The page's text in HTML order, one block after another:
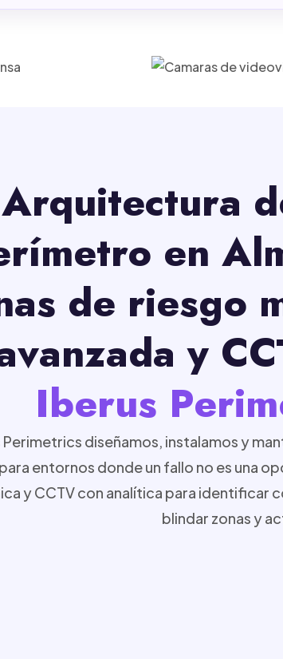
Arquitectura
en
de riesgo
y
Iberus
Perimetrics diseñamos, instalamos y
entornos donde un fallo no es una
y CCTV con analítica para identificar
blindar zonas y